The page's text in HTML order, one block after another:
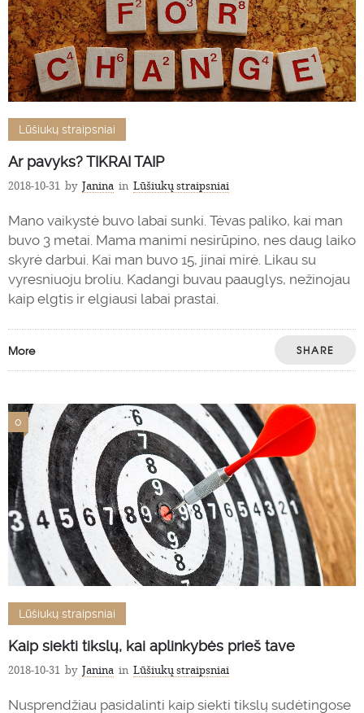
Lūšiukų straipsniai
Ar pavyks? TIKRAI TAIP
2018-10-31 by Janina in Lūšiukų straipsniai
Mano vaikystė buvo labai sunki. Tėvas paliko, kai man
buvo 3 metai. Mama manimi nesirūpino, nes daug laiko
skyrė darbui. Kai man buvo 15, jinai mirė. Likau su
vyresniuoju broliu. Kadangi buvau paauglys, nežinojau
kaip elgtis ir elgiausi labai prastai.
More SHARE
0
Lūšiukų straipsniai
Kaip siekti tikslų, kai aplinkybės prieš tave
2018-10-31 by Janina in Lūšiukų straipsniai
Nusprendžiau pasidalinti kaip siekti tikslų sudėtingose